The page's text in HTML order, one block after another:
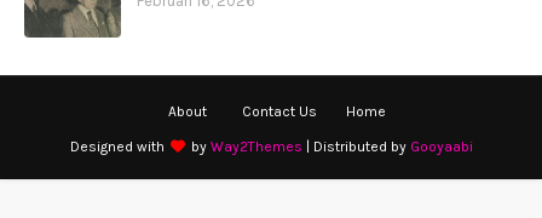
About Contact Us Home
Designed with by Way2Themes | Distributed by Gooyaabi